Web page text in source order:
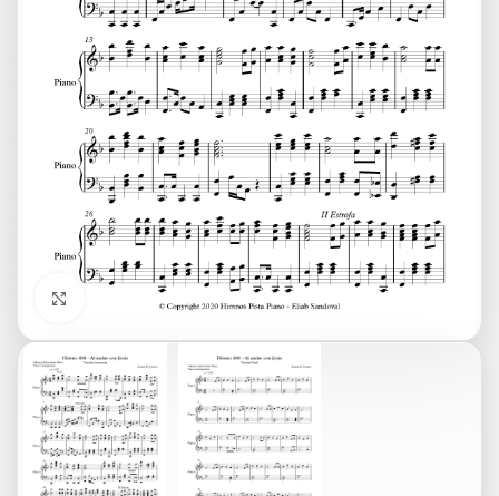
Click to enlarge